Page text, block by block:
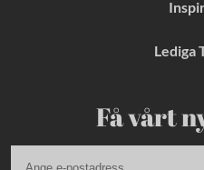
Lediga
Få vårt